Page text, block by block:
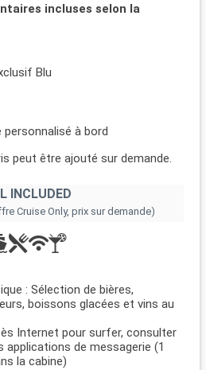
incluses selon la
Blu
personnalisé à bord
être ajouté sur demande.
INCLUDED
Cruise Only, prix sur demande)
: Sélection de bières,
boissons glacées et vins au
Internet pour surfer, consulter
de messagerie (1
la cabine)